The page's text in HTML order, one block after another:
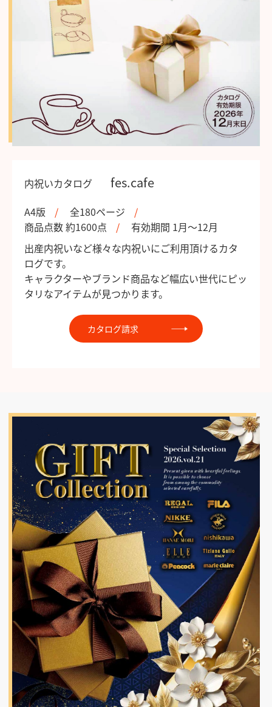
内祝いカタログ fes.cafe
A4版
全180ページ
商品点数 約1600点
有効期間 1月～12月
出産内祝いなど様々な内祝いにご利用頂けるカタ
ログです。
キャラクターやブランド商品など幅広い世代にピッ
タリなアイテムが見つかります。
カタログ請求